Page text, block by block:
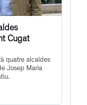
Cugat
quatre alcaldes
Josep Maria